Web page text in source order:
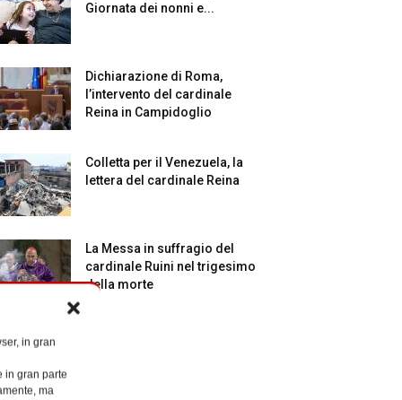
in gran
in gran parte
ma
Giornata dei nonni e...
Dichiarazione di Roma,
l’intervento del cardinale
Reina in Campidoglio
Colletta per il Venezuela, la
lettera del cardinale Reina
La Messa in suffragio del
cardinale Ruini nel trigesimo
della morte